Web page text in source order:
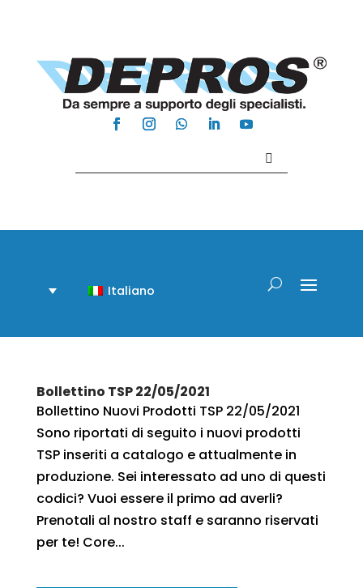
Italiano
Bollettino TSP 22/05/2021
Bollettino Nuovi Prodotti TSP 22/05/2021
Sono riportati di seguito i nuovi prodotti
TSP inseriti a catalogo e attualmente in
produzione. Sei interessato ad uno di questi
codici? Vuoi essere il primo ad averli?
Prenotali al nostro staff e saranno riservati
per te! Core...